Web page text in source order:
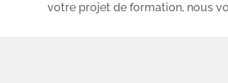
votre projet de formation, nous